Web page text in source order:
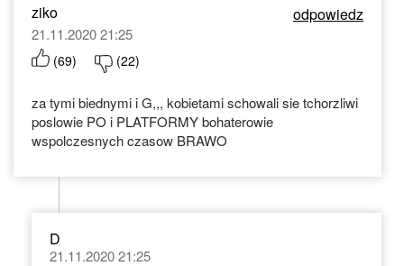
ziko odpowiedz
21.11.2020 21:25
(69) (22)
za tymi biednymi i G,,, kobietami schowali sie tchorzliwi
poslowie PO i PLATFORMY bohaterowie
wspolczesnych czasow BRAWO
D
21.11.2020 21:25